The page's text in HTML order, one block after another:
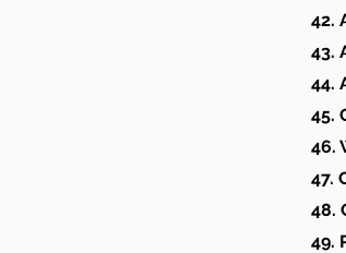
42.
43.
44.
45.
46.
47.
48.
49.